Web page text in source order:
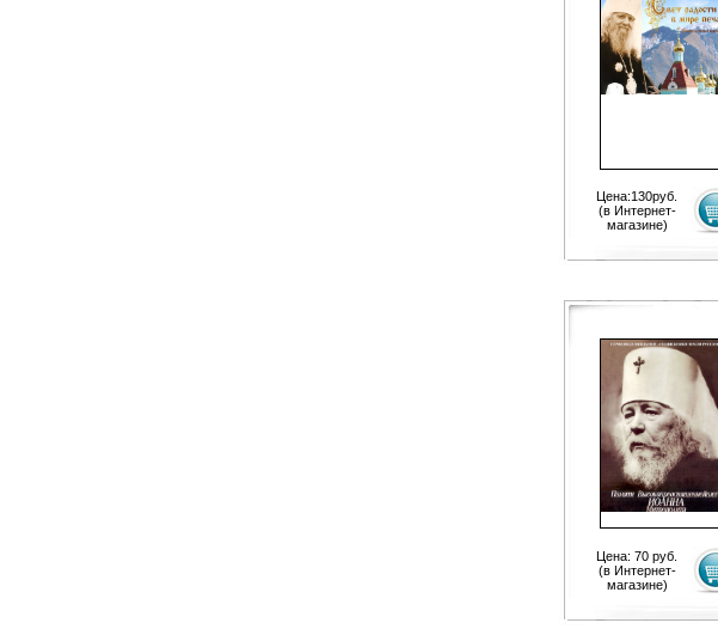
Цена:130руб.
(в Интернет-
магазине)
Цена: 70 руб.
(в Интернет-
магазине)